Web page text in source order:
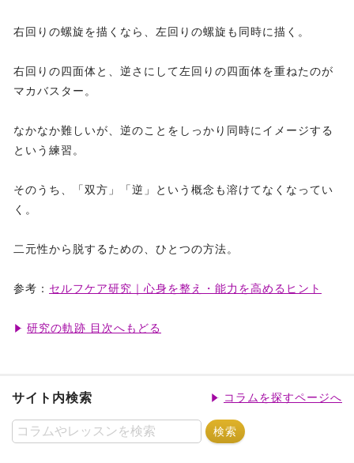
右回りの螺旋を描くなら、左回りの螺旋も同時に描く。
右回りの四面体と、逆さにして左回りの四面体を重ねたのが
マカバスター。
なかなか難しいが、逆のことをしっかり同時にイメージする
という練習。
そのうち、「双方」「逆」という概念も溶けてなくなってい
く。
二元性から脱するための、ひとつの方法。
参考： セルフケア研究｜心身を整え・能力を高めるヒント
研究の軌跡 目次へもどる
サイト内検索 コラムを探すページへ